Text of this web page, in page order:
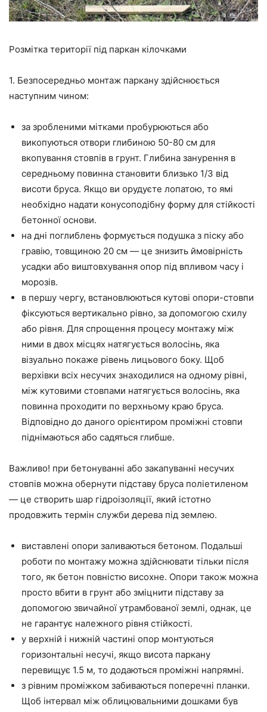
Розмітка території під паркан кілочками
1. Безпосередньо монтаж паркану здійснюється
наступним чином:
за зробленими мітками пробурюються або
викопуються отвори глибиною 50-80 см для
вкопування стовпів в грунт. Глибина занурення в
середньому повинна становити близько 1/3 від
висоти бруса. Якщо ви орудуєте лопатою, то ямі
необхідно надати конусоподібну форму для стійкості
бетонної основи.
на дні поглиблень формується подушка з піску або
гравію, товщиною 20 см — це знизить ймовірність
усадки або виштовхування опор під впливом часу і
морозів.
в першу чергу, встановлюються кутові опори-стовпи
фіксуються вертикально рівно, за допомогою схилу
або рівня. Для спрощення процесу монтажу між
ними в двох місцях натягується волосінь, яка
візуально покаже рівень лицьового боку. Щоб
верхівки всіх несучих знаходилися на одному рівні,
між кутовими стовпами натягується волосінь, яка
повинна проходити по верхньому краю бруса.
Відповідно до даного орієнтиром проміжні стовпи
піднімаються або садяться глибше.
Важливо! при бетонуванні або закапуванні несучих
стовпів можна обернути підставу бруса поліетиленом
— це створить шар гідроізоляції, який істотно
продовжить термін служби дерева під землею.
виставлені опори заливаються бетоном. Подальші
роботи по монтажу можна здійснювати тільки після
того, як бетон повністю висохне. Опори також можна
просто вбити в грунт або зміцнити підставу за
допомогою звичайної утрамбованої землі, однак, це
не гарантує належного рівня стійкості.
у верхній і нижній частині опор монтуються
горизонтальні несучі, якщо висота паркану
перевищує 1.5 м, то додаються проміжні напрямні.
з рівним проміжком забиваються поперечні планки.
Щоб інтервал між облицювальними дошками був